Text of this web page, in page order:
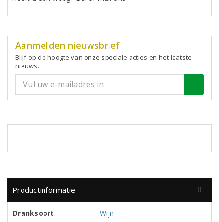
Aanmelden nieuwsbrief
Blijf op de hoogte van onze speciale acties en het laatste
nieuws.
Productinformatie
Dranksoort
Wijn